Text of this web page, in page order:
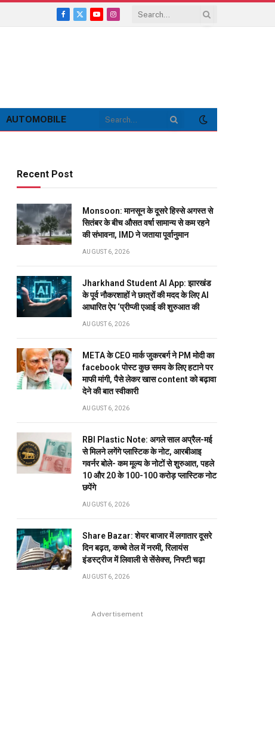
Facebook
X
YouTubeInstagram
AUTOMOBILE
Recent Post
Monsoon: मानसून के दूसरे हिस्से अगस्त से
सितंबर के बीच औसत वर्षा सामान्य से कम रहने
की संभावना, IMD ने जताया पूर्वानुमान
AUGUST 6, 2026
Jharkhand Student AI App: झारखंड
के पूर्व नौकरशाहों ने छात्रों की मदद के लिए AI
आधारित ऐप ‘प्रीप्जी एआई की शुरुआत की
AUGUST 6, 2026
META के CEO मार्क जुकरबर्ग ने PM मोदी का
facebook पोस्ट कुछ समय के लिए हटाने पर
माफी मांगी, पैसे लेकर खास content को बढ़ावा
देने की बात स्वीकारी
AUGUST 6, 2026
RBI Plastic Note: अगले साल अप्रैल-मई
से मिलने लगेंगे प्लास्टिक के नोट, आरबीआइ
गवर्नर बोले- कम मूल्य के नोटों से शुरुआत, पहले
10 और 20 के 100-100 करोड़ प्लास्टिक नोट
छपेंगे
AUGUST 6, 2026
Share Bazar: शेयर बाजार में लगातार दूसरे
दिन बढ़त, कच्चे तेल में नरमी, रिलायंस
इंडस्ट्रीज में लिवाली से सेंसेक्स, निफ्टी चढ़ा
AUGUST 6, 2026
Advertisement